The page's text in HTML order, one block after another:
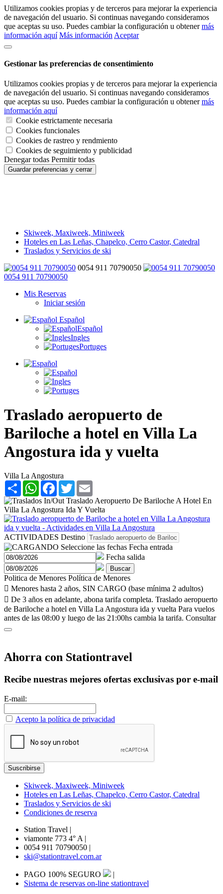
Utilizamos cookies propias y de terceros para mejorar la experiencia
de navegación del usuario. Si continuas navegando consideramos
que aceptas su uso. Puedes cambiar la configuración u obtenermás
información aquí Más información Aceptar
Gestionar las preferencias de consentimiento
Utilizamos cookies propias y de terceros para mejorar la experiencia
de navegación del usuario. Si continuas navegando consideramos
que aceptas su uso. Puedes cambiar la configuración u obtenermás
información aquí
Cookie estrictamente necesaria
Cookies funcionales
Cookies de rastreo y rendmiento
Cookies de seguimiento y publicidad
Denegar todas Permitir todas
Guardar preferencias y cerrar
Skiweek, Maxiweek, Miniweek
Hoteles en Las Leñas, Chapelco, Cerro Castor, Catedral
Traslados y Servicios de ski
0054 911 70790050
0054 911 70790050
Mis Reservas
Iniciar sesión
Español
Español
Ingles
Portuges
Traslado aeropuerto de
Bariloche a hotel en Villa La
Angostura ida y vuelta
Villa La Angostura
Share WhatsAppFacebook
Twitter
ACTIVIDADES Destino
Seleccione las fechas Fecha entrada
Fecha salida
Buscar
Politica de Menores Política de Menores
 Menores hasta 2 años, SIN CARGO (base mínima 2 adultos)
 De 3 años en adelante, abona tarifa completa. Traslado aeropuerto
de Bariloche a hotel en Villa La Angostura ida y vuelta Para vuelos
antes de las 08:00 y luego de las 21:00hs cambia la tarifa. Consultar
Ahorra con Stationtravel
Recibe nuestras mejores ofertas exclusivas por e-mail
E-mail:
Acepto la política de privacidad
Skiweek, Maxiweek, Miniweek
Hoteles en Las Leñas, Chapelco, Cerro Castor, Catedral
Traslados y Servicios de ski
Condiciones de reserva
Station Travel |
viamonte 773 4° A |
0054 911 70790050 |
ski@stationtravel.com.ar
PAGO 100% SEGURO
|
Sistema de reservas on-line stationtravel